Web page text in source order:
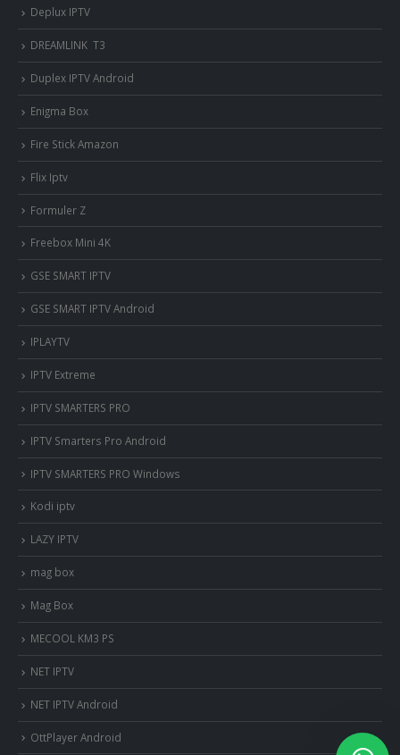
Deplux IPTV
DREAMLINK T3
Duplex IPTV Android
Enigma Box
Fire Stick Amazon
Flix Iptv
Formuler Z
Freebox Mini 4K
‎GSE SMART IPTV
GSE SMART IPTV Android
IPLAYTV
IPTV Extreme
IPTV SMARTERS PRO
IPTV Smarters Pro Android
IPTV SMARTERS PRO Windows
Kodi iptv
LAZY IPTV
mag box
Mag Box
MECOOL KM3 PS
NET IPTV
NET IPTV Android
OttPlayer Android